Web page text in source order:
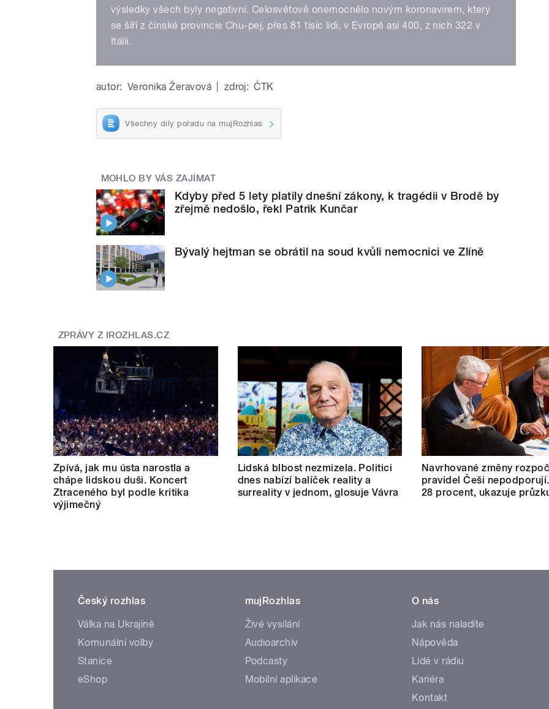
výsledky všech byly negativní. Celosvětově onemocnělo novým koronavirem, který
se šíří z čínské provincie Chu-pej, přes 81 tisíc lidí, v Evropě asi 400, z nich 322 v
Itálii.
autor: Veronika Žeravová zdroj: ČTK
Všechny díly pořadu na mujRozhlas
MOHLO BY VÁS ZAJÍMAT
Kdyby před 5 lety platily dnešní zákony, k tragédii v Brodě by
zřejmě nedošlo, řekl Patrik Kunčar
Bývalý hejtman se obrátil na soud kvůli nemocnici ve Zlíně
ZPRÁVY Z IROZHLAS.CZ
Zpívá, jak mu ústa narostla a
chápe lidskou duši. Koncert
Ztraceného byl podle kritika
výjimečný
Lidská blbost nezmizela. Politici
dnes nabízí balíček reality a
surreality v jednom, glosuje Vávra
Navrhované změny
pravidel Češi
28 procent, ukazuje
Český rozhlas
Válka na Ukrajině
Komunální volby
Stanice
eShop
mujRozhlas
Živé vysílání
Audioarchiv
Podcasty
Mobilní aplikace
O nás
Jak nás naladíte
Nápověda
Lidé v rádiu
Kariéra
Kontakt